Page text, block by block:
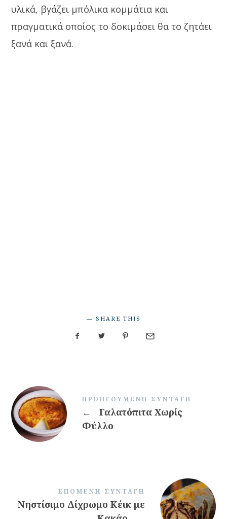
υλικά, βγάζει μπόλικα κομμάτια και
πραγματικά οποίος το δοκιμάσει θα το ζητάει
ξανά και ξανά.
SHARE THIS
ΠΡΟΗΓΟΎΜΕΝΗ ΣΥΝΤΑΓΉ
←
Γαλατόπιτα Χωρίς
Φύλλο
ΕΠΌΜΕΝΗ ΣΥΝΤΑΓΉ
Νηστίσιμο Δίχρωμο Κέικ με